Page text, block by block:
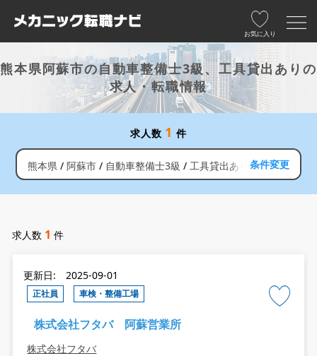
お気に入り
熊本県阿蘇市の自動車整備士3級、工具貸出ありの
求人・転職情報
求人数 1 件
熊本県 阿蘇市 自動車整備士3級 工具貸出あり 条件変更
求人数 1 件
更新日: 2025-09-01
正社員 車検・整備工場
株式会社フタバ 阿蘇営業所
株式会社フタバ